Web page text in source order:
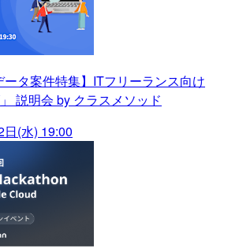
ータ案件特集】ITフリーランス向け
説明会 by クラスメソッド
(水) 19:00